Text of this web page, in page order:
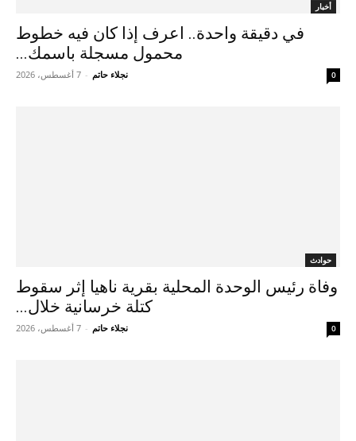
أخبار
في دقيقة واحدة.. اعرف إذا كان فيه خطوط
محمول مسجلة باسمك...
نجلاء حاتم - 7 أغسطس، 2026 0
حوادث
وفاة رئيس الوحدة المحلية بقرية ناهيا إثر سقوط
كتلة خرسانية خلال...
نجلاء حاتم - 7 أغسطس، 2026 0